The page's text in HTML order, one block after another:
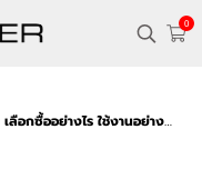
0
ร ใช้งานอย่างไร ให้ตอบโจทย์ความต้องการ